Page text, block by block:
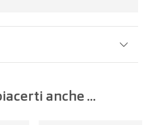
55 mm
anche ...